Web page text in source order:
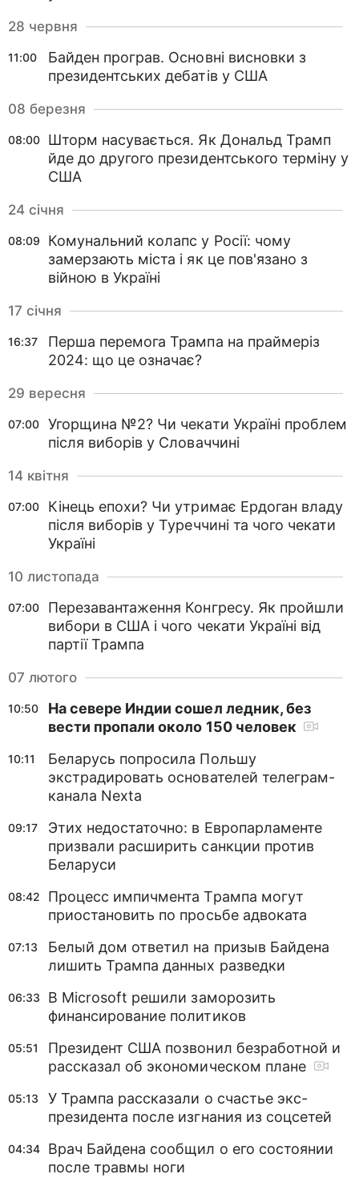
28 червня
11:00
Байден програв. Основні висновки з
президентських дебатів у США
08 березня
08:00
Шторм насувається. Як Дональд Трамп
йде до другого президентського терміну у
США
24 січня
08:09
Комунальний колапс у Росії: чому
замерзають міста і як це пов'язано з
війною в Україні
17 січня
16:37
Перша перемога Трампа на праймеріз
2024: що це означає?
29 вересня
07:00
Угорщина №2? Чи чекати Україні проблем
після виборів у Словаччині
14 квітня
07:00
Кінець епохи? Чи утримає Ердоган владу
після виборів у Туреччині та чого чекати
Україні
10 листопада
07:00
Перезавантаження Конгресу. Як пройшли
вибори в США і чого чекати Україні від
партії Трампа
07 лютого
10:50
На севере Индии сошел ледник, без
вести пропали около 150 человек
10:11
Беларусь попросила Польшу
экстрадировать основателей телеграм-
канала Nexta
09:17
Этих недостаточно: в Европарламенте
призвали расширить санкции против
Беларуси
08:42
Процесс импичмента Трампа могут
приостановить по просьбе адвоката
07:13
Белый дом ответил на призыв Байдена
лишить Трампа данных разведки
06:33
В Microsoft решили заморозить
финансирование политиков
05:51
Президент США позвонил безработной и
рассказал об экономическом плане
05:13
У Трампа рассказали о счастье экс-
президента после изгнания из соцсетей
04:34
Врач Байдена сообщил о его состоянии
после травмы ноги